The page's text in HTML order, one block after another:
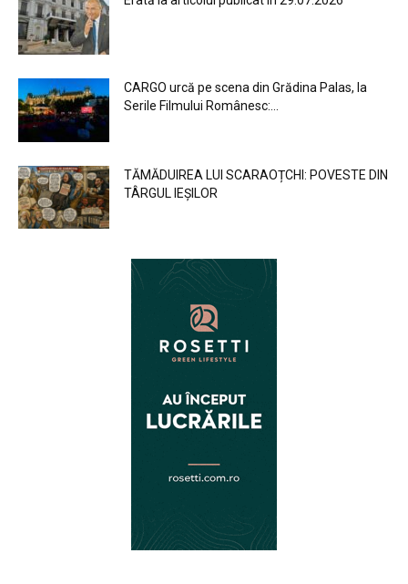
CARGO urcă pe scena din Grădina Palas, la
Serile Filmului Românesc:...
TĂMĂDUIREA LUI SCARAOȚCHI: POVESTE DIN
TÂRGUL IEȘILOR